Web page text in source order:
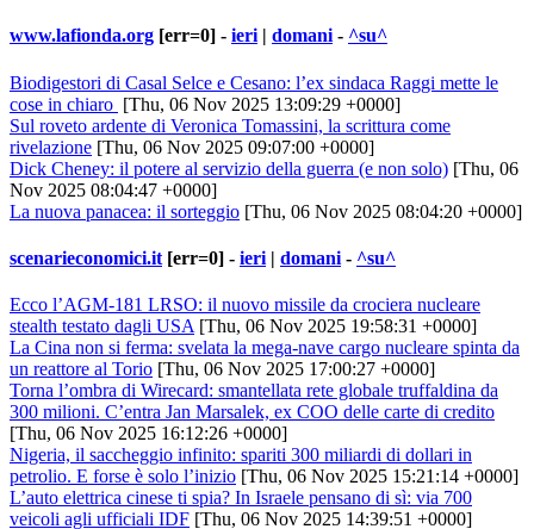
www.lafionda.org [err=0] - ieri | domani - ^su^
Biodigestori di Casal Selce e Cesano: l’ex sindaca Raggi mette le
cose in chiaro [Thu, 06 Nov 2025 13:09:29 +0000]
Sul roveto ardente di Veronica Tomassini, la scrittura come
rivelazione [Thu, 06 Nov 2025 09:07:00 +0000]
Dick Cheney: il potere al servizio della guerra (e non solo) [Thu, 06
Nov 2025 08:04:47 +0000]
La nuova panacea: il sorteggio [Thu, 06 Nov 2025 08:04:20 +0000]
scenarieconomici.it [err=0] - ieri | domani - ^su^
Ecco l’AGM-181 LRSO: il nuovo missile da crociera nucleare
stealth testato dagli USA [Thu, 06 Nov 2025 19:58:31 +0000]
La Cina non si ferma: svelata la mega-nave cargo nucleare spinta da
un reattore al Torio [Thu, 06 Nov 2025 17:00:27 +0000]
Torna l’ombra di Wirecard: smantellata rete globale truffaldina da
300 milioni. C’entra Jan Marsalek, ex COO delle carte di credito
[Thu, 06 Nov 2025 16:12:26 +0000]
Nigeria, il saccheggio infinito: spariti 300 miliardi di dollari in
petrolio. E forse è solo l’inizio [Thu, 06 Nov 2025 15:21:14 +0000]
L’auto elettrica cinese ti spia? In Israele pensano di sì: via 700
veicoli agli ufficiali IDF [Thu, 06 Nov 2025 14:39:51 +0000]